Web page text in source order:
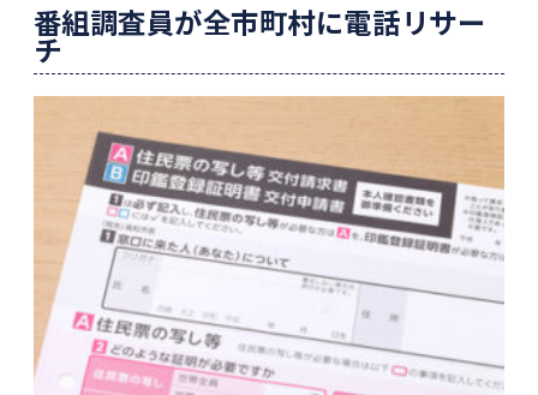
番組調査員が全市町村に電話リサー
チ